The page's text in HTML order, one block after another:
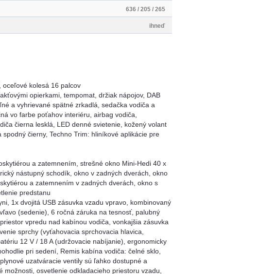
636 / 205 / 265
ihneď
kolesá 16 palcov
opierkami, tempomat, držiak nápojov, DAB
a vyhrievané spätné zrkadlá, sedačka vodiča a
vo farbe poťahov interiéru, airbag vodiča,
čierna lesklá, LED denné svietenie, kožený volant
čierny, Techno Trim: hliníkové aplikácie pre
a zatemnením, strešné okno Mini-Hedi 40 x
nástupný schodík, okno v zadných dverách, okno
a zatemnením v zadných dverách, okno s
predstanu
1x dvojitá USB zásuvka vzadu vpravo, kombinovaný
(sedenie), 6 ročná záruka na tesnosť, palubný
vpredu nad kabínou vodiča, vonkajšia zásuvka
sprchy (vyťahovacia sprchovacia hlavica,
12 V / 18 A (udržovacie nabíjanie), ergonomicky
pri sedení, Remis kabína vodiča: čelné sklo,
uzatváracie ventily sú ľahko dostupné a
osvetlenie odkladacieho priestoru vzadu,